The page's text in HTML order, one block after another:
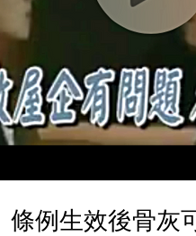
條例生效後骨灰